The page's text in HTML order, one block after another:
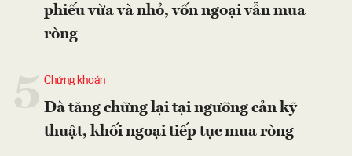
phiếu vừa và nhỏ, vốn ngoại vẫn mua
ròng
Chứng khoán
Đà tăng chững lại tại ngưỡng cản kỹ
thuật, khối ngoại tiếp tục mua ròng